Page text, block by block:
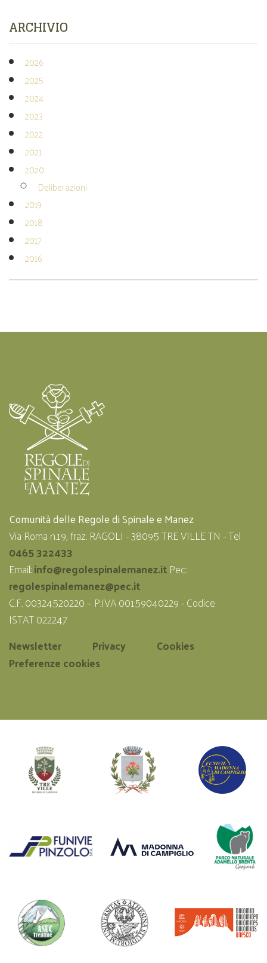
ARCHIVIO
2026
2025
2024
2023
2022
2021
2020
Deliberazioni
2019
2018
2017
2016
Comunità delle Regole di Spinale e Manez
Via Roma n.19, fraz. RAGOLI - 38095 TRE VILLE TN - Tel
0465 322433
Email:info@regolespinalemanez.itPec:
regolespinalemanez@pec.it
C.F. 00324520220 – P.IVA 00159040229 - Codice
ISTAT 022247
Newsletter
Privacy
Cookies
Preferenze cookies